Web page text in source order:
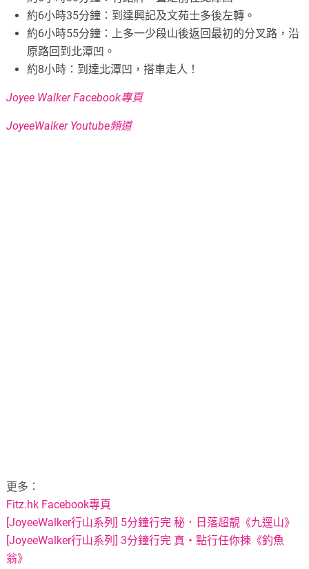
約6小時35分鐘：到達興記及文苑士多後左轉。
約6小時55分鐘：上多一少段山後返回最初的分叉路，沿
原路回到北潭凹。
約8小時：到達北潭凹，搭車走人！
Joyee Walker Facebook專頁
JoyeeWalker Youtube頻道
更多：
Fitz.hk Facebook專頁
[JoyeeWalker行山系列] 5分鐘行完 秘．日落超靚《九逕山》
[JoyeeWalker行山系列] 3分鐘行完 真・點行任你揀《釣魚
翁》